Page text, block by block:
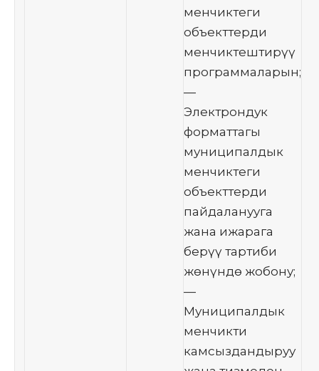
менчиктеги
объекттерди
менчиктештирүү
программаларын;
—
Электрондук
форматтагы
муниципалдык
менчиктеги
объекттерди
пайдаланууга
жана ижарага
берүү тартиби
жөнүндө жобону;
—
Муниципалдык
менчикти
камсыздандыруу